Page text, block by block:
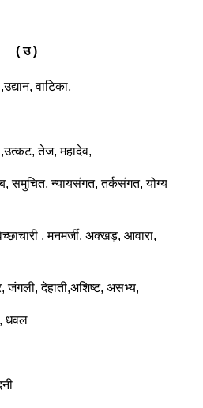
( उ )
वाटिका,
तेज, महादेव,
समुचित, न्यायसंगत, तर्कसंगत, योग्य
, मनमर्जी, अक्खड़, आवारा,
जंगली, देहाती,अशिष्ट, असभ्य,
धवल